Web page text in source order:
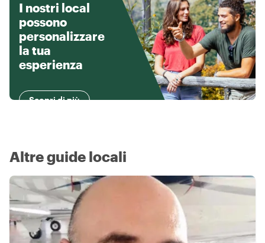
I nostri local
possono
personalizzare
la tua
esperienza
Scopri di più
Altre guide locali